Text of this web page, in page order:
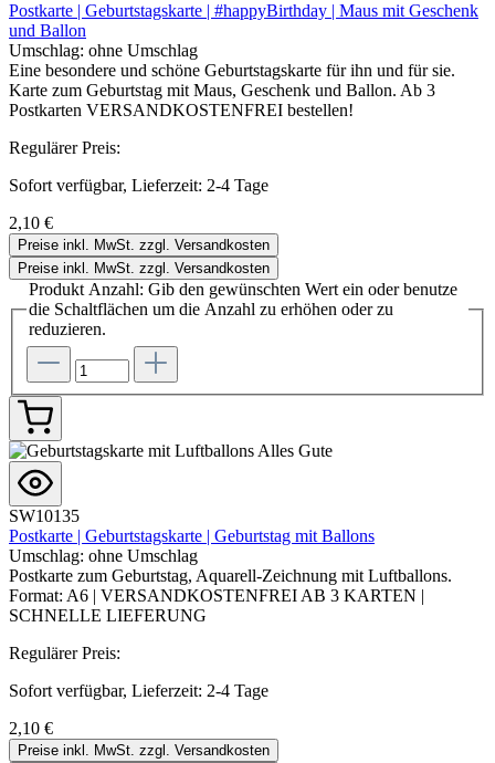
Postkarte | Geburtstagskarte | #happyBirthday | Maus mit Geschenk
und Ballon
Umschlag: ohne Umschlag
Eine besondere und schöne Geburtstagskarte für ihn und für sie.
Karte zum Geburtstag mit Maus, Geschenk und Ballon. Ab 3
Postkarten VERSANDKOSTENFREI bestellen!
Regulärer Preis:
Sofort verfügbar, Lieferzeit: 2-4 Tage
2,10 €
Preise inkl. MwSt. zzgl. Versandkosten
Preise inkl. MwSt. zzgl. Versandkosten
Produkt Anzahl: Gib den gewünschten Wert ein oder benutze
die Schaltflächen um die Anzahl zu erhöhen oder zu
reduzieren.
SW10135
Postkarte | Geburtstagskarte | Geburtstag mit Ballons
Umschlag: ohne Umschlag
Postkarte zum Geburtstag, Aquarell-Zeichnung mit Luftballons.
Format: A6 | VERSANDKOSTENFREI AB 3 KARTEN |
SCHNELLE LIEFERUNG
Regulärer Preis:
Sofort verfügbar, Lieferzeit: 2-4 Tage
2,10 €
Preise inkl. MwSt. zzgl. Versandkosten